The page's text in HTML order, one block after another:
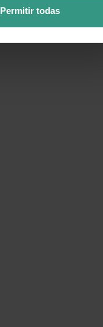
Permitir todas